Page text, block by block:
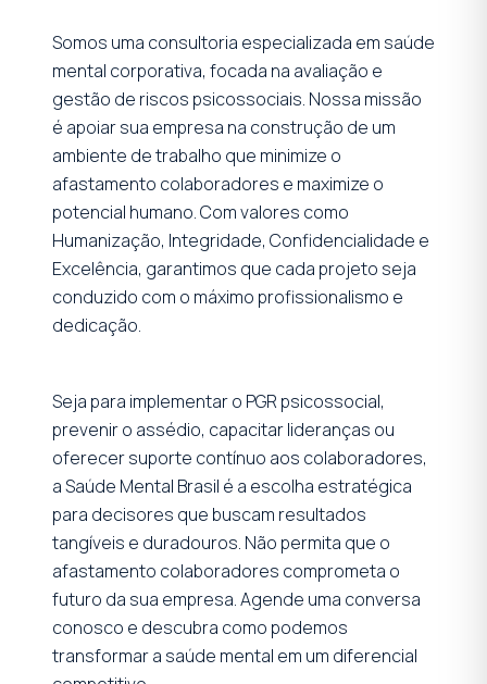
Somos uma consultoria especializada em saúde
mental corporativa, focada na avaliação e
gestão de riscos psicossociais. Nossa missão
é apoiar sua empresa na construção de um
ambiente de trabalho que minimize o
afastamento colaboradores e maximize o
potencial humano. Com valores como
Humanização, Integridade, Confidencialidade e
Excelência, garantimos que cada projeto seja
conduzido com o máximo profissionalismo e
dedicação.
Seja para implementar o PGR psicossocial,
prevenir o assédio, capacitar lideranças ou
oferecer suporte contínuo aos colaboradores,
a Saúde Mental Brasil é a escolha estratégica
para decisores que buscam resultados
tangíveis e duradouros. Não permita que o
afastamento colaboradores comprometa o
futuro da sua empresa. Agende uma conversa
conosco e descubra como podemos
transformar a saúde mental em um diferencial